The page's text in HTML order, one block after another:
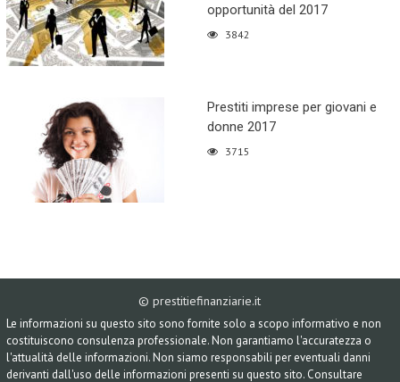
opportunità del 2017
3842
Prestiti imprese per giovani e
donne 2017
3715
© prestitiefinanziarie.it
Le informazioni su questo sito sono fornite solo a scopo informativo e non
costituiscono consulenza professionale. Non garantiamo l'accuratezza o
l'attualità delle informazioni. Non siamo responsabili per eventuali danni
derivanti dall'uso delle informazioni presenti su questo sito. Consultare